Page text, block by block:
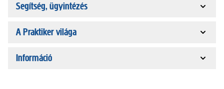
Segítség, ügyintézés
A Praktiker világa
Információ